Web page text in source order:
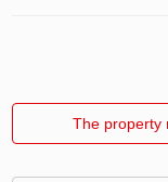
The property